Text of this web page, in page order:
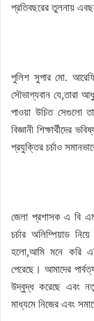
প্রতিবছরের তুলনায়
পুলিশ সুপার মো.
সৌভাগ্যবান যে,তারা
পাওয়া উচিত সেগুলো
বিজ্ঞানী শিক্ষার্থীদের
প্রযুক্তির চর্চাও
জেলা প্রশাসক এ বি এম
চর্চার অলিম্পিয়াড
হলো,আমি মনে করি এটি
পেরেছে। আমাদের
উদ্বুদ্ধ করেছে এবং
মাধ্যমে নিজের এবং